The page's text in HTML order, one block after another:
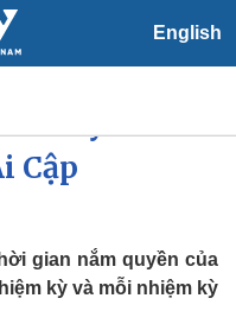
English
24h
báo thời tiết
Cập
gian nắm quyền của
kỳ và mỗi nhiệm kỳ